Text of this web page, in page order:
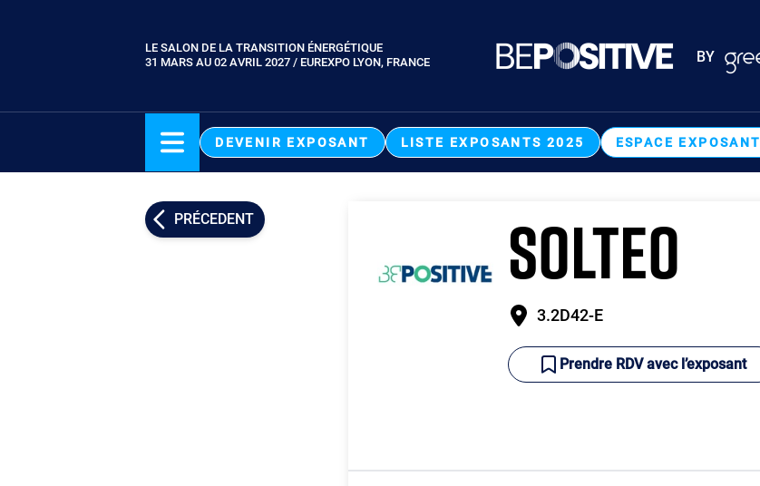
Paragraphes
LE SALON DE LA TRANSITION ÉNERGÉTIQUE
31 MARS AU 02 AVRIL 2027 / EUREXPO LYON, FRANCE
Paragraphes
BY
DEVENIR EXPOSANT LISTE EXPOSANTS 2025 ESPACE EXPOSANT
PRÉCEDENT SOLTEO
3.2D42-E
Prendre RDV avec l’exposant